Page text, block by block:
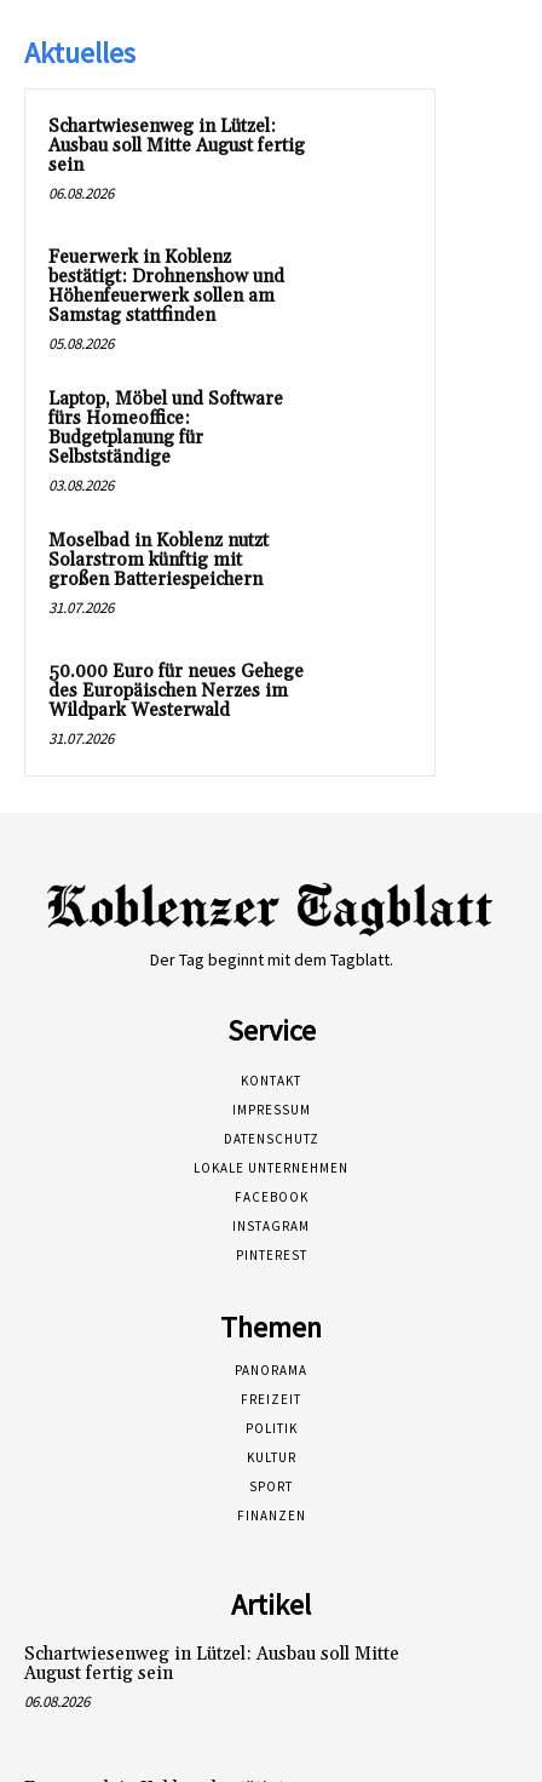
Aktuelles
Schartwiesenweg in Lützel:
Ausbau soll Mitte August fertig
sein
06.08.2026
Feuerwerk in Koblenz
bestätigt: Drohnenshow und
Höhenfeuerwerk sollen am
Samstag stattfinden
05.08.2026
Laptop, Möbel und Software
fürs Homeoffice:
Budgetplanung für
Selbstständige
03.08.2026
Moselbad in Koblenz nutzt
Solarstrom künftig mit
großen Batteriespeichern
31.07.2026
50.000 Euro für neues Gehege
des Europäischen Nerzes im
Wildpark Westerwald
31.07.2026
Der Tag beginnt mit dem Tagblatt.
Service
KONTAKT
IMPRESSUM
DATENSCHUTZ
LOKALE UNTERNEHMEN
FACEBOOK
INSTAGRAM
PINTEREST
Themen
PANORAMA
FREIZEIT
POLITIK
KULTUR
SPORT
FINANZEN
Artikel
Schartwiesenweg in Lützel: Ausbau soll Mitte
August fertig sein
06.08.2026